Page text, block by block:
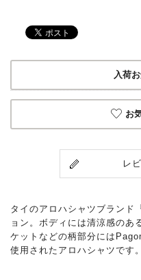
入荷
お
レ
タイのアロハシャツブランド
ョン。ボディには清涼感のあ
ケットなどの柄部分には
使用されたアロハシャツです。